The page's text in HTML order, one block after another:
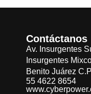
Contáctanos
Av. Insurgentes
Insurgentes
Benito Juárez
55 4622 8654